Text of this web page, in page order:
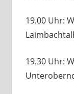
19.00 Uhr:
19.30 Uhr: